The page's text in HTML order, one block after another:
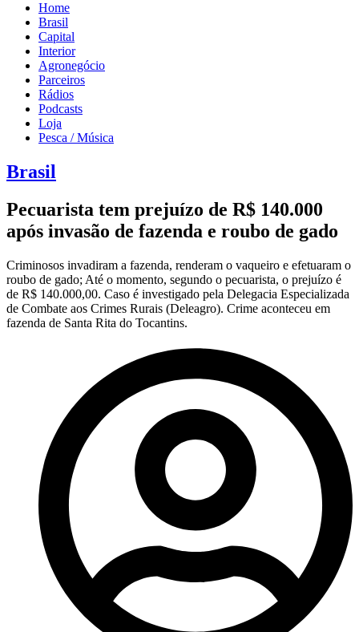
Home
Brasil
Capital
Interior
Agronegócio
Parceiros
Rádios
Podcasts
Loja
Pesca / Música
Brasil
Pecuarista tem prejuízo de R$ 140.000
após invasão de fazenda e roubo de gado
Criminosos invadiram a fazenda, renderam o vaqueiro e efetuaram o
roubo de gado; Até o momento, segundo o pecuarista, o prejuízo é
de R$ 140.000,00. Caso é investigado pela Delegacia Especializada
de Combate aos Crimes Rurais (Deleagro). Crime aconteceu em
fazenda de Santa Rita do Tocantins.